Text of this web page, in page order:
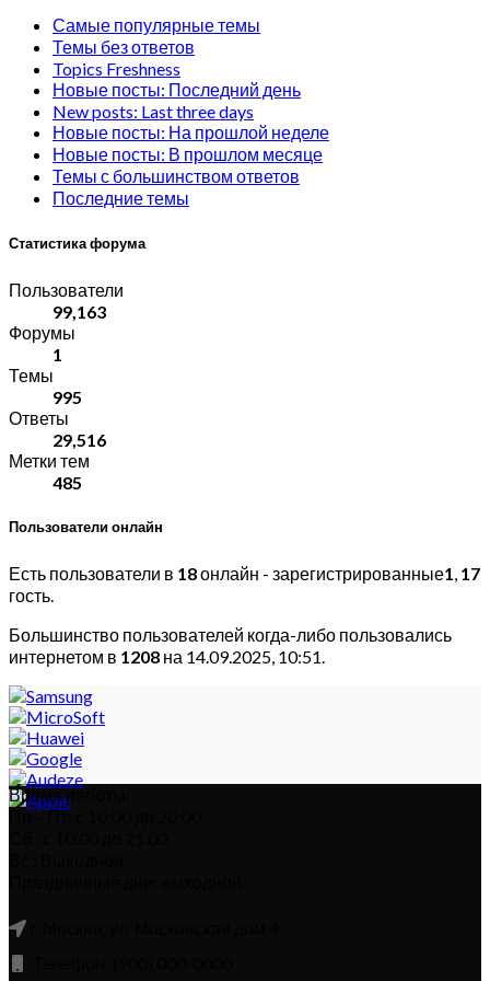
Самые популярные темы
Темы без ответов
Topics Freshness
Новые посты: Последний день
New posts: Last three days
Новые посты: На прошлой неделе
Новые посты: В прошлом месяце
Темы с большинством ответов
Последние темы
Статистика форума
Пользователи
99,163
Форумы
1
Темы
995
Ответы
29,516
Метки тем
485
Пользователи онлайн
Есть пользователи в 18онлайн - зарегистрированные1, 17
гость.
Большинство пользователей когда-либо пользовались
интернетом в 1208 на 14.09.2025, 10:51.
Время работы:
Пн – Пт: с 10:00 до 20:00